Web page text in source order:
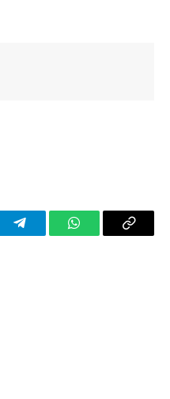
TelegramWhatsAppCopy